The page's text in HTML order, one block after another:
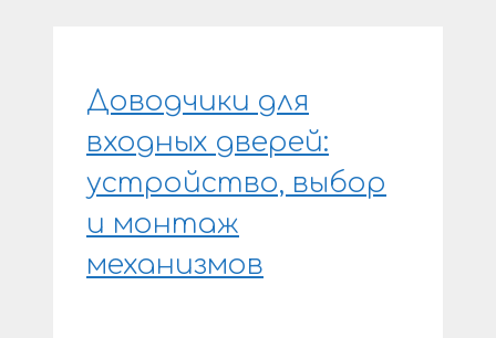
Доводчики для
входных дверей:
устройство, выбор
и монтаж
механизмов